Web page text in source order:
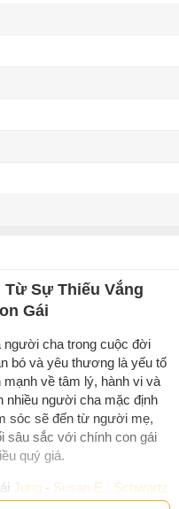
Sự Thiếu Vắng
Gái
người cha trong cuộc đời
bó và yêu thương là yếu tố
mạnh về tâm lý, hành vi và
nhiều người cha mặc định
sóc sẽ đến từ người mẹ,
sâu sắc với chính con gái
quý giá.
Jung - Susan E., Schwartz
thiết về đề tài người cha